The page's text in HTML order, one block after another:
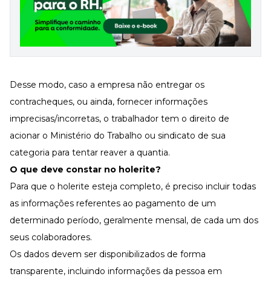
Desse modo, caso a empresa não entregar os
contracheques, ou ainda, fornecer informações
imprecisas/incorretas, o trabalhador tem o direito de
acionar o Ministério do Trabalho ou sindicato de sua
categoria para tentar reaver a quantia.
O que deve constar no holerite?
Para que o holerite esteja completo, é preciso incluir todas
as informações referentes ao pagamento de um
determinado período, geralmente mensal, de cada um dos
seus colaboradores.
Os dados devem ser disponibilizados de forma
transparente, incluindo informações da pessoa em